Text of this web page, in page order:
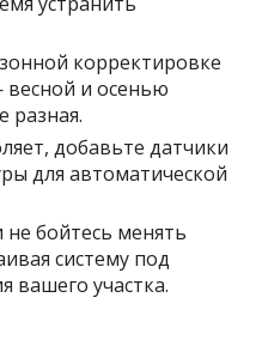
корректировке
и осенью
разная.
добавьте датчики
для автоматической
бойтесь менять
систему под
вашего участка.